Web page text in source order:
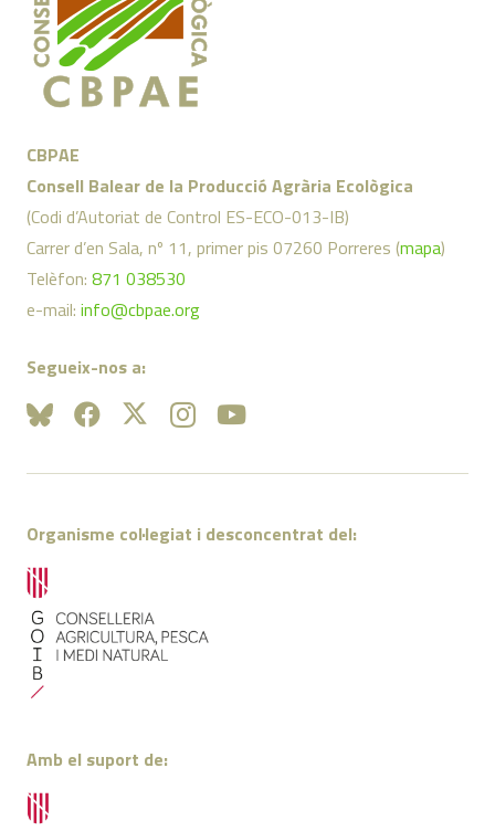
CBPAE
Consell Balear de la Producció Agrària Ecològica
(Codi d’Autoriat de Control ES-ECO-013-IB)
Carrer d’en Sala, nº 11, primer pis 07260 Porreres (mapa)
Telèfon: 871 038530
e-mail: info@cbpae.org
Segueix-nos a:
Organisme col·legiat i desconcentrat del:
Amb el suport de: